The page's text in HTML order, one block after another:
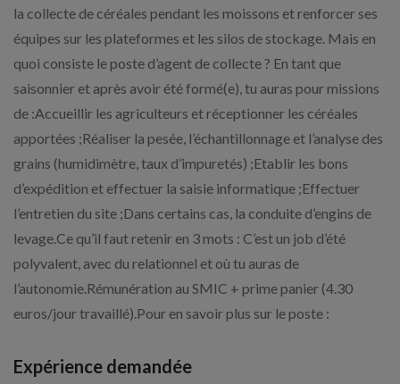
la collecte de céréales pendant les moissons et renforcer ses
équipes sur les plateformes et les silos de stockage. Mais en
quoi consiste le poste d’agent de collecte ? En tant que
saisonnier et après avoir été formé(e), tu auras pour missions
de :Accueillir les agriculteurs et réceptionner les céréales
apportées ;Réaliser la pesée, l’échantillonnage et l’analyse des
grains (humidimètre, taux d’impuretés) ;Etablir les bons
d’expédition et effectuer la saisie informatique ;Effectuer
l’entretien du site ;Dans certains cas, la conduite d’engins de
levage.Ce qu’il faut retenir en 3 mots : C’est un job d’été
polyvalent, avec du relationnel et où tu auras de
l’autonomie.Rémunération au SMIC + prime panier (4.30
euros/jour travaillé).Pour en savoir plus sur le poste :
Expérience demandée